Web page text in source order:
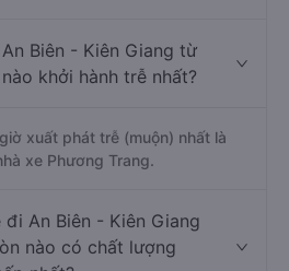
Biên - Kiên Giang từ
khởi hành trễ nhất?
xuất phát trễ (muộn) nhất là
xe Phương Trang.
đi An Biên - Kiên Giang
nào có chất lượng